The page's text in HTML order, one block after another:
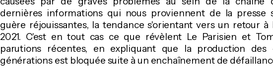
dernières informations qui nous proviennent de la presse
guère réjouissantes, la tendance s'orientant vers un retour à
2021. C'est en tout cas ce que révèlent Le Parisien et
parutions récentes, en expliquant que la production des
générations est bloquée suite à un enchaînement de